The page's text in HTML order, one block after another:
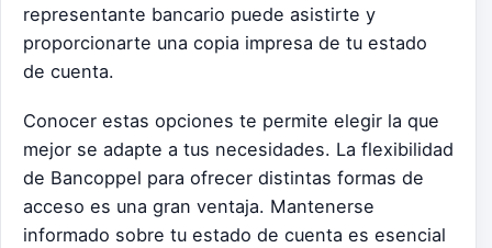
representante bancario puede asistirte y
proporcionarte una copia impresa de tu estado
de cuenta.
Conocer estas opciones te permite elegir la que
mejor se adapte a tus necesidades. La flexibilidad
de Bancoppel para ofrecer distintas formas de
acceso es una gran ventaja. Mantenerse
informado sobre tu estado de cuenta es esencial